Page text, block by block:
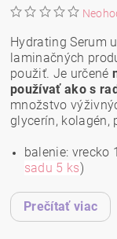
Hydrating Serum
laminačných
použiť. Je určené
používať ako s
množstvo
glycerín, kolagén,
balenie: vrecko
sadu 5 ks)
Prečítať viac